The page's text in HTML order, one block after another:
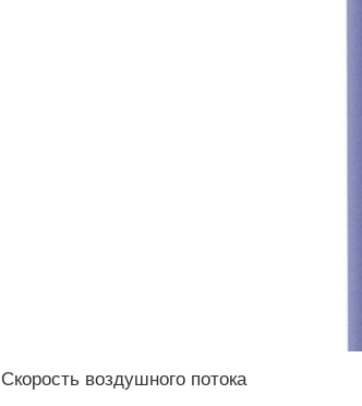
Скорость воздушного потока